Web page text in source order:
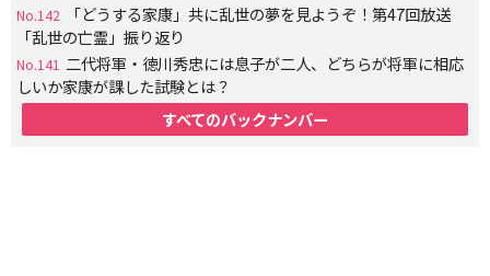
No.142
「どうする家康」共に乱世の夢を見ようぞ！第47回放送
「乱世の亡霊」振り返り
No.141 二代将軍・徳川秀忠には息子が二人、どちらが将軍に相応
しいか家康が課した試験とは？
すべてのバックナンバー